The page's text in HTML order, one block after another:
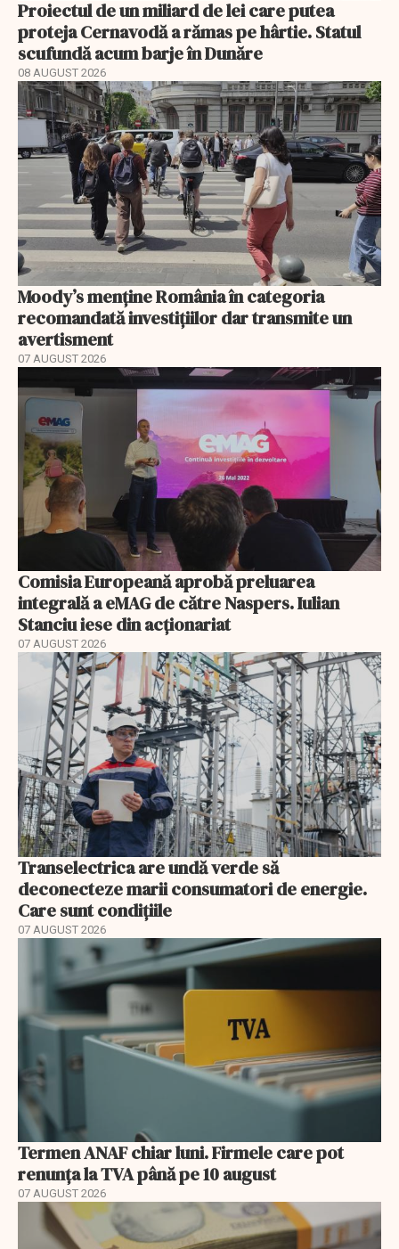
Proiectul de un miliard de lei care putea
proteja Cernavodă a rămas pe hârtie. Statul
scufundă acum barje în Dunăre
08 AUGUST 2026
Moody’s menține România în categoria
recomandată investițiilor dar transmite un
avertisment
07 AUGUST 2026
Comisia Europeană aprobă preluarea
integrală a eMAG de către Naspers. Iulian
Stanciu iese din acționariat
07 AUGUST 2026
Transelectrica are undă verde să
deconecteze marii consumatori de energie.
Care sunt condițiile
07 AUGUST 2026
Termen ANAF chiar luni. Firmele care pot
renunța la TVA până pe 10 august
07 AUGUST 2026